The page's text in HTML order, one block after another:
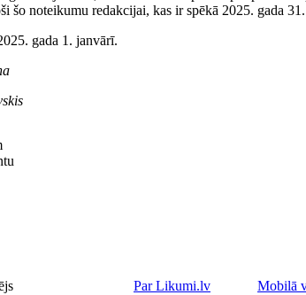
šo noteikumu redakcijai, kas ir spēkā 2025. gada
gada 1. janvārī.
Par Likumi.lv
Mobilā